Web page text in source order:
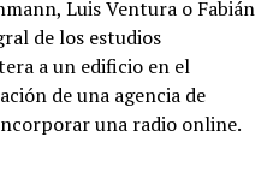
Luis Ventura o Fabián
de los estudios
a un edificio en el
de una agencia de
una radio online.